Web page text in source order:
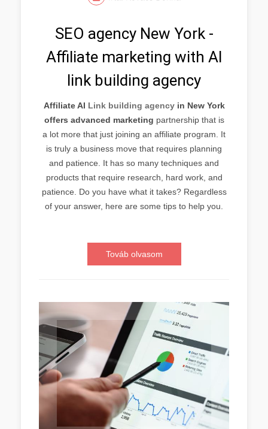
SEO agency New York -
Affiliate marketing with AI
link building agency
Affiliate AI Link building agencyin New York
offers advanced marketing partnership that is
a lot more that just joining an affiliate program. It
is truly a business move that requires planning
and patience. It has so many techniques and
products that require research, hard work, and
patience. Do you have what it takes? Regardless
of your answer, here are some tips to help you.
Továb olvasom